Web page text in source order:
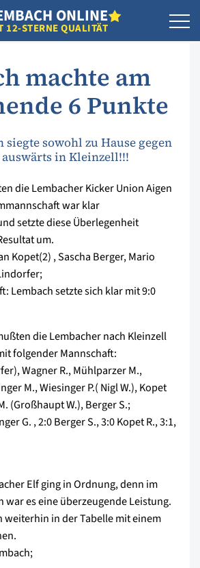
ONLINE
12-STERNE QUALITÄT
machte am
6 Punkte
sowohl zu Hause gegen
in Kleinzell!!!
die Lembacher Kicker Union Aigen
war klar
setzte diese Überlegenheit
um.
Kopet(2) , Sascha Berger, Mario
Lembach setzte sich klar mit 9:0
die Lembacher nach Kleinzell
folgender Mannschaft:
Wagner R., Mühlparzer M.,
M., Wiesinger P.( Nigl W.), Kopet
(Großhaupt W.), Berger S.;
G. , 2:0 Berger S., 3:0 Kopet R., 3:1,
Elf ging in Ordnung, denn im
war es eine überzeugende Leistung.
weiterhin in der Tabelle mit einem